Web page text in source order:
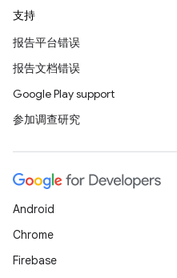
支持
报告平台错误
报告文档错误
Google Play support
参加调查研究
Android
Chrome
Firebase